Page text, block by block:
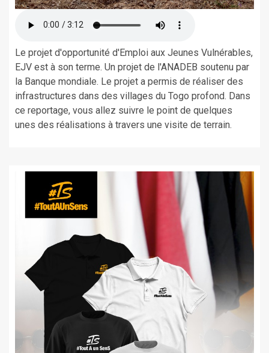
Le projet d'opportunité d'Emploi aux Jeunes Vulnérables,
EJV est à son terme. Un projet de l'ANADEB soutenu par
la Banque mondiale. Le projet a permis de réaliser des
infrastructures dans des villages du Togo profond. Dans
ce reportage, vous allez suivre le point de quelques
unes des réalisations à travers une visite de terrain.